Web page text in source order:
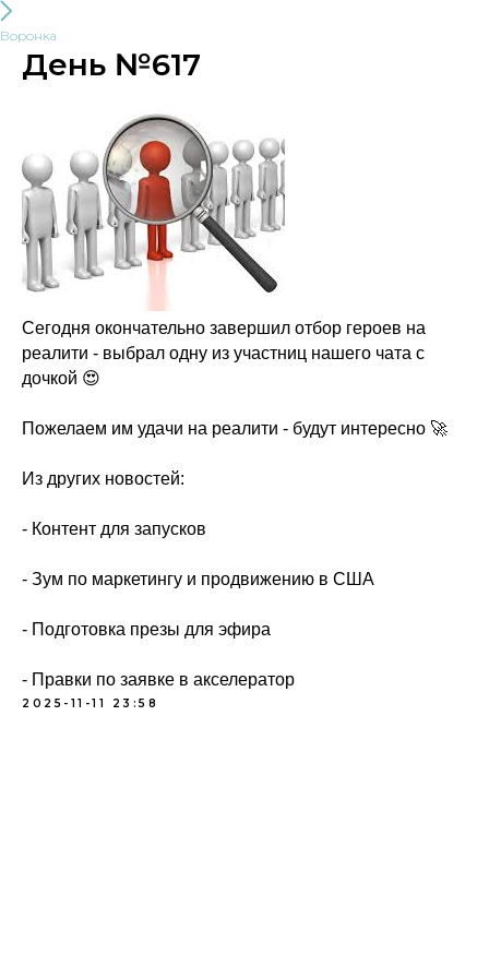
Воронка
День №617
Сегодня окончательно завершил отбор героев на
реалити - выбрал одну из участниц нашего чата с
дочкой 😍
Пожелаем им удачи на реалити - будут интересно 🚀
Из других новостей:
- Контент для запусков
- Зум по маркетингу и продвижению в США
- Подготовка презы для эфира
- Правки по заявке в акселератор
2025-11-11 23:58